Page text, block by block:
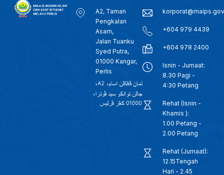
A2, Taman
Pengkalan
Asam,
Jalan Tuanku
Syed Putra,
01000 Kangar,
Perlis
+604 979 4439
+604 978 2400
Isnin - Jumaat:
8.30 Pagi -
4:30 Petang
Rehat (Isnin -
Khamis ):
1.00 Petang -
2.00 Petang
Rehat (Jumaat):
12.15Tengah
Hari - 2.45